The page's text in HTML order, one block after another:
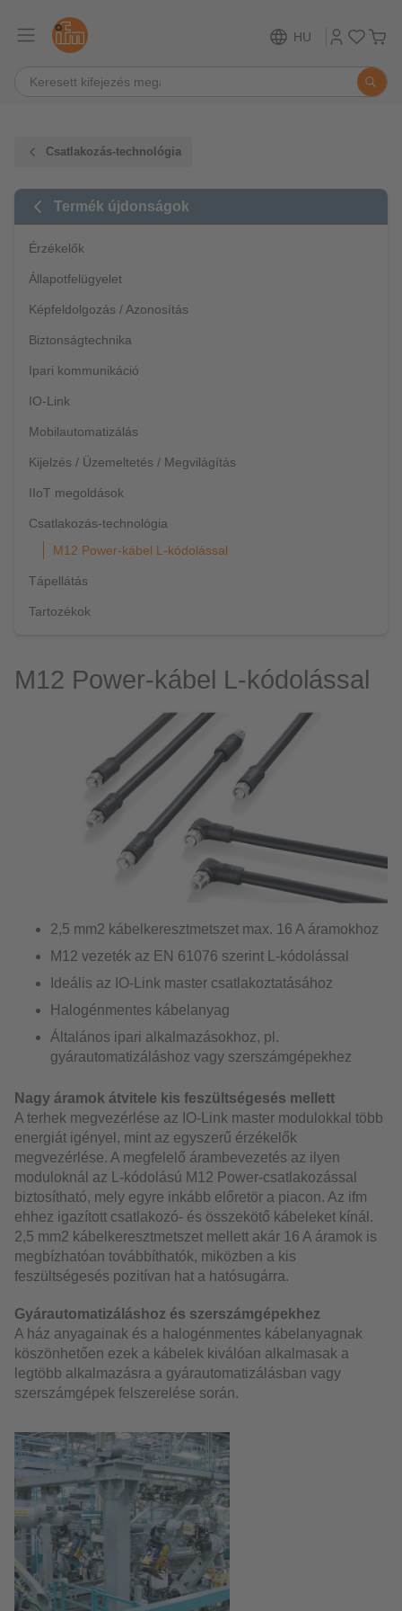
HU
Csatlakozás-technológia
Termék újdonságok
Érzékelők
Állapotfelügyelet
Képfeldolgozás / Azonosítás
Biztonságtechnika
Ipari kommunikáció
IO-Link
Mobilautomatizálás
Kijelzés / Üzemeltetés / Megvilágítás
IIoT megoldások
Csatlakozás-technológia
M12 Power-kábel L-kódolással
Tápellátás
Tartozékok
M12 Power-kábel L-kódolással
2,5 mm2 kábelkeresztmetszet max. 16 A áramokhoz
M12 vezeték az EN 61076 szerint L-kódolással
Ideális az IO-Link master csatlakoztatásához
Halogénmentes kábelanyag
Általános ipari alkalmazásokhoz, pl.
gyárautomatizáláshoz vagy szerszámgépekhez
Nagy áramok átvitele kis feszültségesés mellett
A terhek megvezérlése az IO-Link master modulokkal több
energiát igényel, mint az egyszerű érzékelők
megvezérlése. A megfelelő árambevezetés az ilyen
moduloknál az L-kódolású M12 Power-csatlakozással
biztosítható, mely egyre inkább előretör a piacon. Az ifm
ehhez igazított csatlakozó- és összekötő kábeleket kínál.
2,5 mm2 kábelkeresztmetszet mellett akár 16 A áramok is
megbízhatóan továbbíthatók, miközben a kis
feszültségesés pozitívan hat a hatósugárra.
Gyárautomatizáláshoz és szerszámgépekhez
A ház anyagainak és a halogénmentes kábelanyagnak
köszönhetően ezek a kábelek kiválóan alkalmasak a
legtöbb alkalmazásra a gyárautomatizálásban vagy
szerszámgépek felszerelése során.